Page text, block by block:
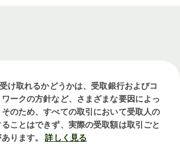
け取れるかどうかは、受取銀行およびコ
ークの方針など、さまざまな要因によっ
のため、すべての取引において受取人の
ことはできず、実際の受取額は取引ごと
ります。
詳しく見る